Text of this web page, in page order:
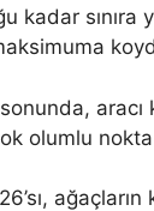
kadar sınıra
aracı
olumlu nokta